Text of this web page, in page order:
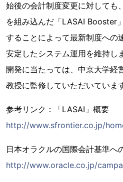
始後の会計制度変更に対しても
を組み込んだ「LASAI Booster
することによって最新制度への
安定したシステム運用を維持し
開発に当たっては、中京大学
教授に監修していただいていま
参考リンク：「LASAI」概要
http://www.sfrontier.co.jp/
日本オラクルの国際会計基準へ
http://www.oracle.co.jp/